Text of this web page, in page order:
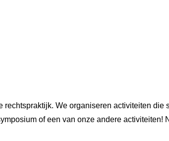
We organiseren activiteiten
of een van onze andere